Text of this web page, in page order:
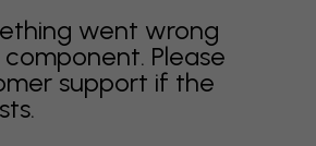
went wrong
Please
support if the